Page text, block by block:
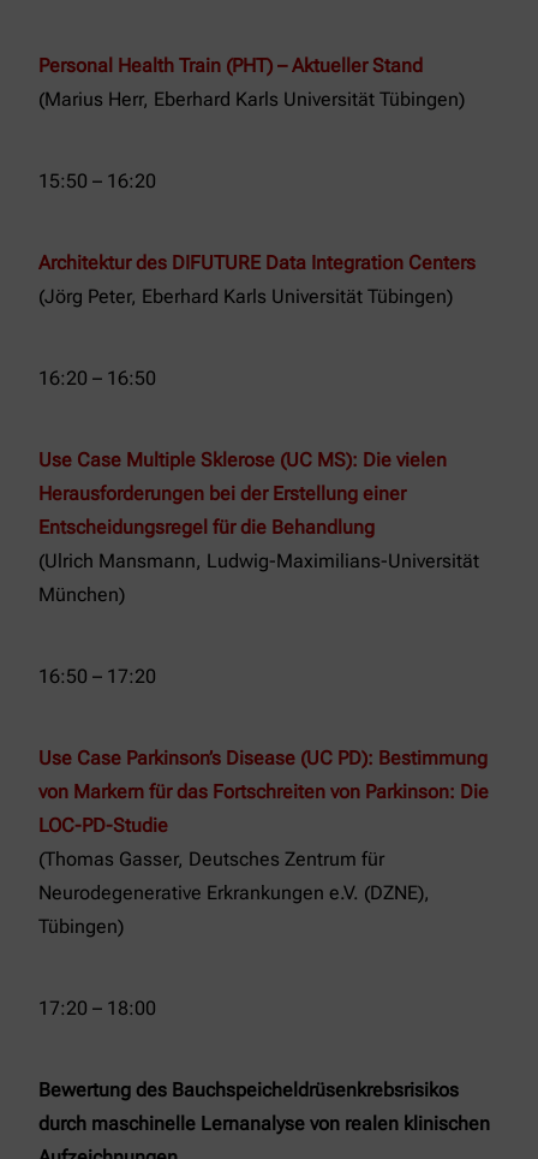
Personal Health Train (PHT) – Aktueller Stand
(Marius Herr, Eberhard Karls Universität Tübingen)
15:50 – 16:20
Architektur des DIFUTURE Data Integration Centers
(Jörg Peter, Eberhard Karls Universität Tübingen)
16:20 – 16:50
Use Case Multiple Sklerose (UC MS): Die vielen
Herausforderungen bei der Erstellung einer
Entscheidungsregel für die Behandlung
(Ulrich Mansmann, Ludwig-Maximilians-Universität
München)
16:50 – 17:20
Use Case Parkinson’s Disease (UC PD): Bestimmung
von Markern für das Fortschreiten von Parkinson: Die
LOC-PD-Studie
(Thomas Gasser, Deutsches Zentrum für
Neurodegenerative Erkrankungen e.V. (DZNE),
Tübingen)
17:20 – 18:00
Bewertung des Bauchspeicheldrüsenkrebsrisikos
durch maschinelle Lernanalyse von realen klinischen